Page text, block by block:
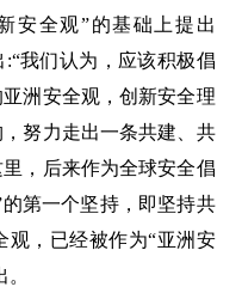
安全观”的基础上提出
我们认为，应该积极倡
洲安全观，创新安全理
努力走出一条共建、共
，后来作为全球安全倡
第一个坚持，即坚持共
观，已经被作为“亚洲安